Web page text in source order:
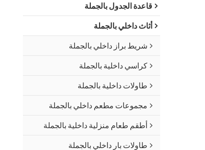
قاعدة الجدول بالجملة
أثاث داخلي بالجملة
شريط براز داخلي بالجملة
كراسي داخلية بالجملة
طاولات داخلية بالجملة
مجموعات مطعم داخلي بالجملة
أطقم طعام منزلية داخلية بالجملة
طاولات بار داخلي بالجملة